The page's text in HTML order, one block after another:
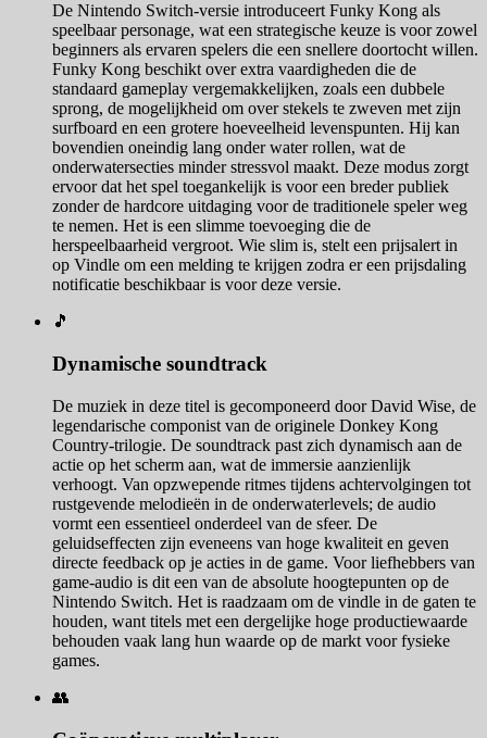
De Nintendo Switch-versie introduceert Funky Kong als
speelbaar personage, wat een strategische keuze is voor zowel
beginners als ervaren spelers die een snellere doortocht willen.
Funky Kong beschikt over extra vaardigheden die de
standaard gameplay vergemakkelijken, zoals een dubbele
sprong, de mogelijkheid om over stekels te zweven met zijn
surfboard en een grotere hoeveelheid levenspunten. Hij kan
bovendien oneindig lang onder water rollen, wat de
onderwatersecties minder stressvol maakt. Deze modus zorgt
ervoor dat het spel toegankelijk is voor een breder publiek
zonder de hardcore uitdaging voor de traditionele speler weg
te nemen. Het is een slimme toevoeging die de
herspeelbaarheid vergroot. Wie slim is, stelt een prijsalert in
op Vindle om een melding te krijgen zodra er een prijsdaling
notificatie beschikbaar is voor deze versie.
🎵
Dynamische soundtrack
De muziek in deze titel is gecomponeerd door David Wise, de
legendarische componist van de originele Donkey Kong
Country-trilogie. De soundtrack past zich dynamisch aan de
actie op het scherm aan, wat de immersie aanzienlijk
verhoogt. Van opzwepende ritmes tijdens achtervolgingen tot
rustgevende melodieën in de onderwaterlevels; de audio
vormt een essentieel onderdeel van de sfeer. De
geluidseffecten zijn eveneens van hoge kwaliteit en geven
directe feedback op je acties in de game. Voor liefhebbers van
game-audio is dit een van de absolute hoogtepunten op de
Nintendo Switch. Het is raadzaam om de vindle in de gaten te
houden, want titels met een dergelijke hoge productiewaarde
behouden vaak lang hun waarde op de markt voor fysieke
games.
👥